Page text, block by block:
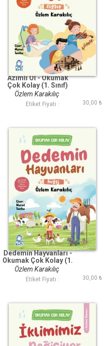
Azimli Ol - Okumak
Çok Kolay (1. Sınıf)
Özlem Karakılıç
Etiket Fiyatı : 30,00 ₺
Dedemin Hayvanları -
Okumak Çok Kolay (1.
Sınıf)
Özlem Karakılıç
Etiket Fiyatı : 30,00 ₺